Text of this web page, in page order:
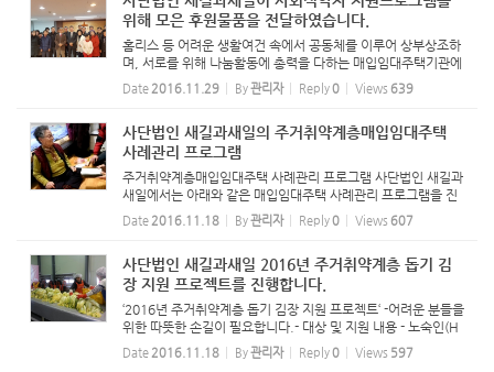
위해 모은 후원물품을 전달하였습니다.
홈리스 등 어려운 생활여건 속에서 공동체를 이루어 상부상조하
며, 서로를 위해 나눔활동에 총력을 다하는 매입임대주택기관에
겨우 내 먹을 수 있는 국내산 김치(10kg) 60박스와 재소자 가
정, 알콜중독자 가정 등에게 건강증진을 위한 한약 33박스를 전
Date 2016.11.29 By관리자 Reply0 Views 639
사단법인 새길과새일의 주거취약계층매입임대주택
사례관리 프로그램
주거취약계층매입임대주택 사례관리 프로그램 사단법인 새길과
새일에서는 아래와 같은 매입임대주택 사례관리 프로그램을 진
행합니다. 65세 이상 독거노인, 남성 독거가정, 한부모엄마를
위한 프로그램 진행을 통하여 취약계층의 삶의 질이 향상될 수
Date 2016.11.18 By관리자 Reply0 Views 607
사단법인 새길과새일 2016년 주거취약계층 돕기 김
장 지원 프로젝트를 진행합니다.
‘2016년 주거취약계층 돕기 김장 지원 프로젝트‘ -어려운 분들을
위한 따뜻한 손길이 필요합니다.- 대상 및 지원 내용 - 노숙인(H
omeless)과 쪽방촌, 범죄자 가정의 사회복귀를 위한 자활의 집
겨울나기 김장 김치 및 건강기능 식품 지원 - 알콜중...
Date 2016.11.18 By관리자 Reply0 Views 597